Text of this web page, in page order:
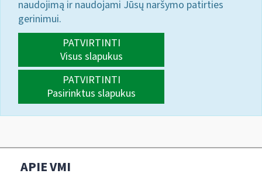
naudojimą ir naudojami Jūsų naršymo patirties
gerinimui.
PATVIRTINTI
Visus slapukus
PATVIRTINTI
Pasirinktus slapukus
APIE VMI